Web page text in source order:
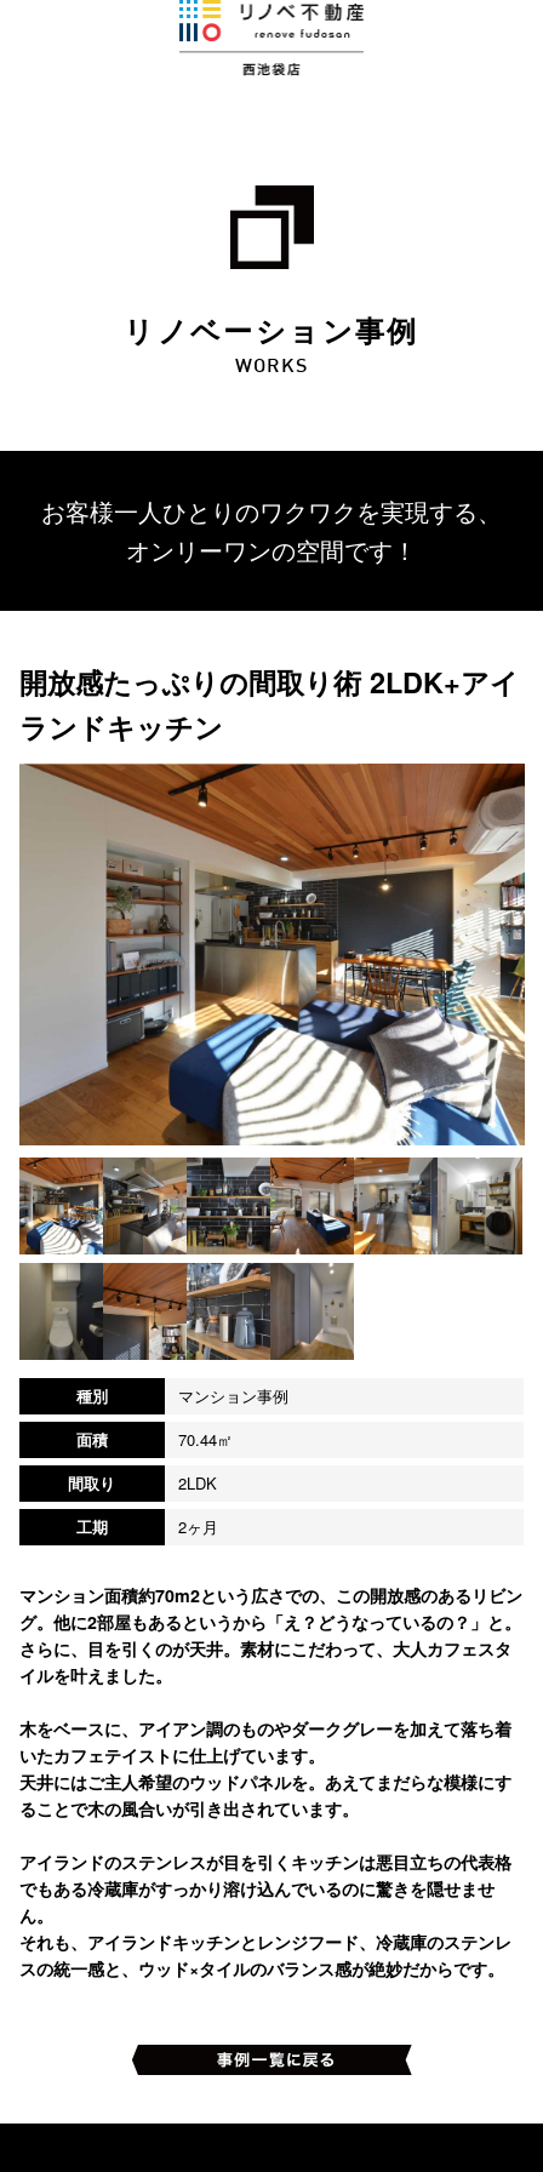
リノベーション事例
WORKS
お客様一人ひとりのワクワクを実現する、
オンリーワンの空間です！
開放感たっぷりの間取り術 2LDK+アイ
ランドキッチン
種別
マンション事例
面積
70.44㎡
間取り
2LDK
工期
2ヶ月
マンション面積約70m2という広さでの、この開放感のあるリビン
グ。他に2部屋もあるというから「え？どうなっているの？」と。
さらに、目を引くのが天井。素材にこだわって、大人カフェスタ
イルを叶えました。
木をベースに、アイアン調のものやダークグレーを加えて落ち着
いたカフェテイストに仕上げています。
天井にはご主人希望のウッドパネルを。あえてまだらな模様にす
ることで木の風合いが引き出されています。
アイランドのステンレスが目を引くキッチンは悪目立ちの代表格
でもある冷蔵庫がすっかり溶け込んでいるのに驚きを隠せませ
ん。
それも、アイランドキッチンとレンジフード、冷蔵庫のステンレ
スの統一感と、ウッド×タイルのバランス感が絶妙だからです。